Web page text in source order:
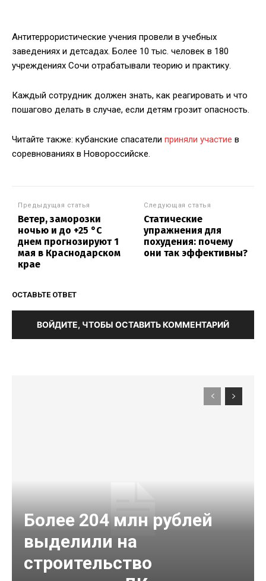
Антитеррористические учения провели в учебных
заведениях и детсадах. Более 10 тыс. человек в 180
учреждениях Сочи отрабатывали теорию и практику.
Каждый сотрудник должен знать, как реагировать и что
пошагово делать в случае, если детям грозит опасность.
Читайте также: кубанские спасатели приняли участие в
соревнованиях в Новороссийске.
Предыдущая статья
Ветер, заморозки
ночью и до +25 °С
днем прогнозируют 1
мая в Краснодарском
крае
Следующая статья
Статические
упражнения для
похудения: почему
они так эффективны?
ОСТАВЬТЕ ОТВЕТ
ВОЙДИТЕ, ЧТОБЫ ОСТАВИТЬ КОММЕНТАРИЙ
Более 204 млн рублей
выделили на
строительство